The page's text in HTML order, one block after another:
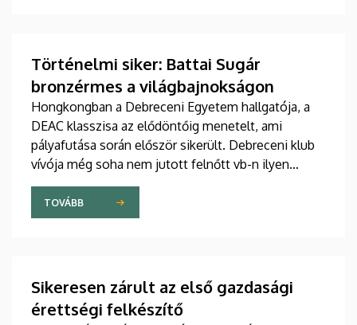
Történelmi siker: Battai Sugár
bronzérmes a világbajnokságon
Hongkongban a Debreceni Egyetem hallgatója, a
DEAC klasszisa az elődöntőig menetelt, ami
pályafutása során először sikerült. Debreceni klub
vívója még soha nem jutott felnőtt vb-n ilyen
messzire egyéniben.
TOVÁBB
Sikeresen zárult az első gazdasági
érettségi felkészítő